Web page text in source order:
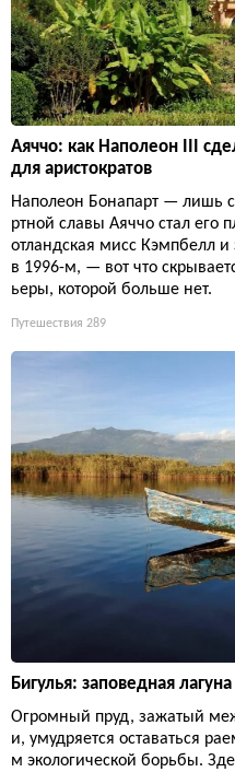
Аяччо: как Наполеон III
для аристократов
Наполеон Бонапарт — лишь
ртной славы Аяччо стал его
отландская мисс Кэмпбелл и
в 1996-м, — вот что
ьеры, которой больше нет.
Путешествия 289
Бигулья: заповедная
Огромный пруд, зажатый
и, умудряется оставаться
м экологической борьбы.